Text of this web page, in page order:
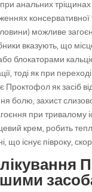
анальних
можливе
вказують, що
блокаторами
тоді як при
як засіб
болю, захист
при
крем, робить
що існує півроку,